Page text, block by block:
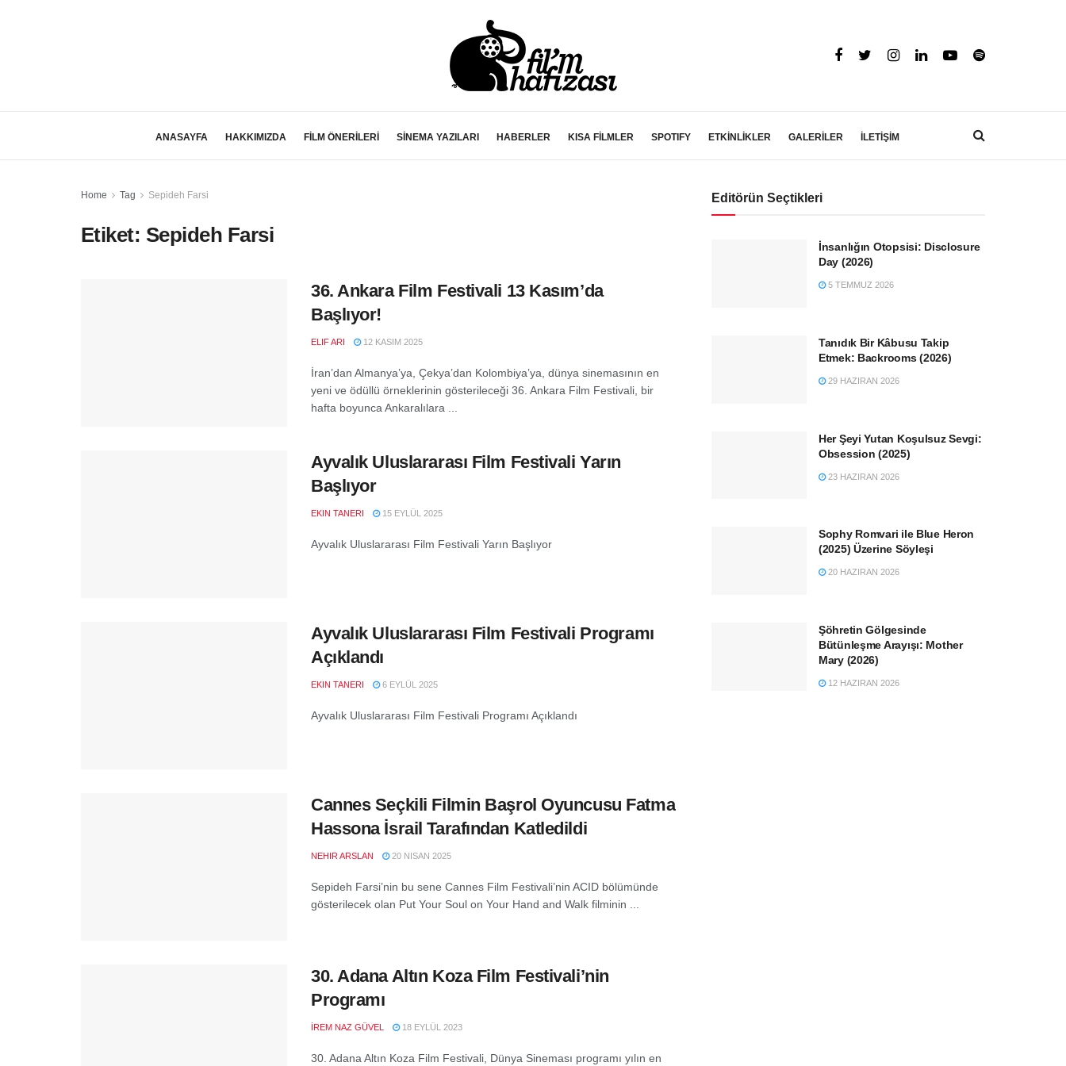
ANASAYFA HAKKIMIZDA FİLM ÖNERİLERİ SİNEMA YAZILARI HABERLER KISA FİLMLER SPOTIFY ETKİNLİKLER GALERİLER İLETİŞİM
Home Tag Sepideh Farsi
Etiket: Sepideh Farsi
36. Ankara Film Festivali 13 Kasım’da
Başlıyor!
ELIF ARI 12 KASIM 2025
İran’dan Almanya’ya, Çekya’dan Kolombiya’ya, dünya sinemasının en
yeni ve ödüllü örneklerinin gösterileceği 36. Ankara Film Festivali, bir
hafta boyunca Ankaralılara ...
Ayvalık Uluslararası Film Festivali Yarın
Başlıyor
EKIN TANERI 15 EYLÜL 2025
Ayvalık Uluslararası Film Festivali Yarın Başlıyor
Ayvalık Uluslararası Film Festivali Programı
Açıklandı
EKIN TANERI 6 EYLÜL 2025
Ayvalık Uluslararası Film Festivali Programı Açıklandı
Cannes Seçkili Filmin Başrol Oyuncusu Fatma
Hassona İsrail Tarafından Katledildi
NEHIR ARSLAN 20 NISAN 2025
Sepideh Farsi’nin bu sene Cannes Film Festivali’nin ACID bölümünde
gösterilecek olan Put Your Soul on Your Hand and Walk filminin ...
30. Adana Altın Koza Film Festivali’nin
Programı
İREM NAZ GÜVEL 18 EYLÜL 2023
30. Adana Altın Koza Film Festivali, Dünya Sineması programı yılın en
Editörün Seçtikleri
İnsanlığın Otopsisi: Disclosure
Day (2026)
5 TEMMUZ 2026
Tanıdık Bir Kâbusu Takip
Etmek: Backrooms (2026)
29 HAZIRAN 2026
Her Şeyi Yutan Koşulsuz Sevgi:
Obsession (2025)
23 HAZIRAN 2026
Sophy Romvari ile Blue Heron
(2025) Üzerine Söyleşi
20 HAZIRAN 2026
Şöhretin Gölgesinde
Bütünleşme Arayışı: Mother
Mary (2026)
12 HAZIRAN 2026